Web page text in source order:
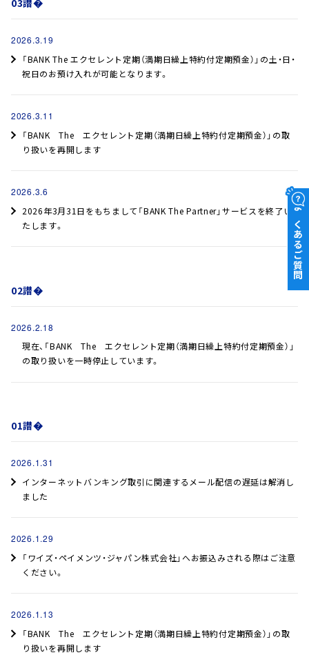
03譛�
2026.3.19
「BANK The エクセレント定期（満期日繰上特約付定期預金）」の土・日・
祝日のお預け入れが可能となります。
2026.3.11
「BANK The エクセレント定期（満期日繰上特約付定期預金）」の取
り扱いを再開します
2026.3.6
2026年3月31日をもちまして「BANK The Partner」サービスを終了い
たします。
02譛�
2026.2.18
現在、「BANK The エクセレント定期（満期日繰上特約付定期預金）」
の取り扱いを一時停止しています。
01譛�
2026.1.31
インターネットバンキング取引に関連するメール配信の遅延は解消し
ました
2026.1.29
「ワイズ・ペイメンツ・ジャパン株式会社」へお振込みされる際はご注意
ください。
2026.1.13
「BANK The エクセレント定期（満期日繰上特約付定期預金）」の取
り扱いを再開します
よくあるご質問